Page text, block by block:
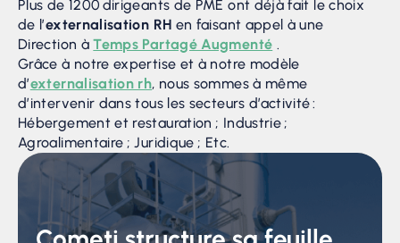
Plus de 1200 dirigeants de PME ont déjà fait le choix
de l’externalisation RH en faisant appel à une
Direction àTemps Partagé Augmenté .
Grâce à notre expertise et à notre modèle
d’externalisation rh, nous sommes à même
d’intervenir dans tous les secteurs d’activité :
Hébergement et restauration ; Industrie ;
Agroalimentaire ; Juridique ; Etc.